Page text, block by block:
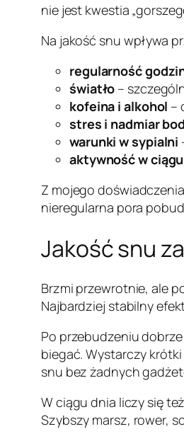
nie jest kwestia
Na jakość snu wpływa
regularność
światło –
kofeina i alkohol –
stres i nadmiar
warunki w sypialni
aktywność w
Z mojego
nieregularna pora
Jakość snu
Brzmi przewrotnie, ale
Najbardziej stabilny
Po przebudzeniu
biegać. Wystarczy
snu bez żadnych
W ciągu dnia liczy się
Szybszy marsz, rower,